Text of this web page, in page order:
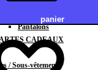
Pantalons
CADEAUX
/ Sous-vêtements
panier